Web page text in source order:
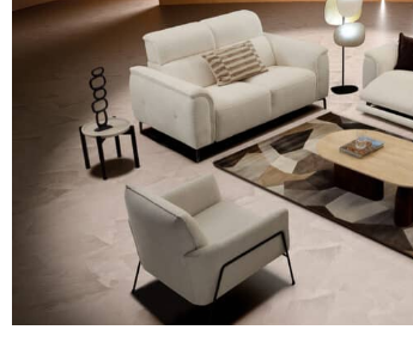
3904 FANTASTICO